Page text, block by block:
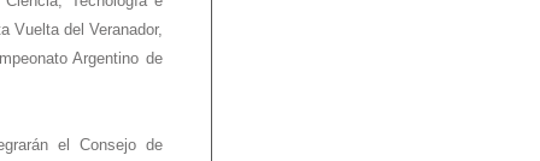
Vuelta del Veranador,
Argentino de
el Consejo de